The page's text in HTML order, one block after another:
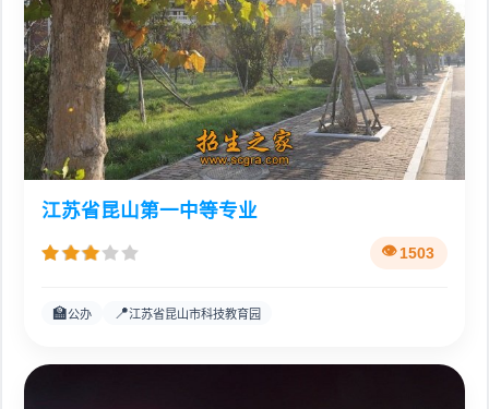
江苏省昆山第一中等专业
1503
🏫公办 📍江苏省昆山市科技教育园